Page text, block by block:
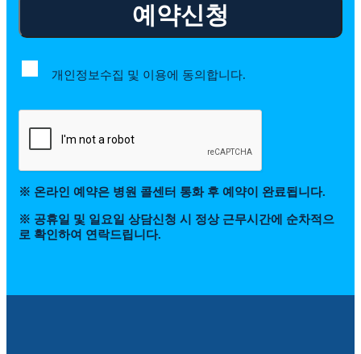
예약신청
개인정보수집 및 이용에 동의합니다.
※ 온라인 예약은 병원 콜센터 통화 후 예약이 완료됩니다.
※ 공휴일 및 일요일 상담신청 시 정상 근무시간에 순차적으
로 확인하여 연락드립니다.